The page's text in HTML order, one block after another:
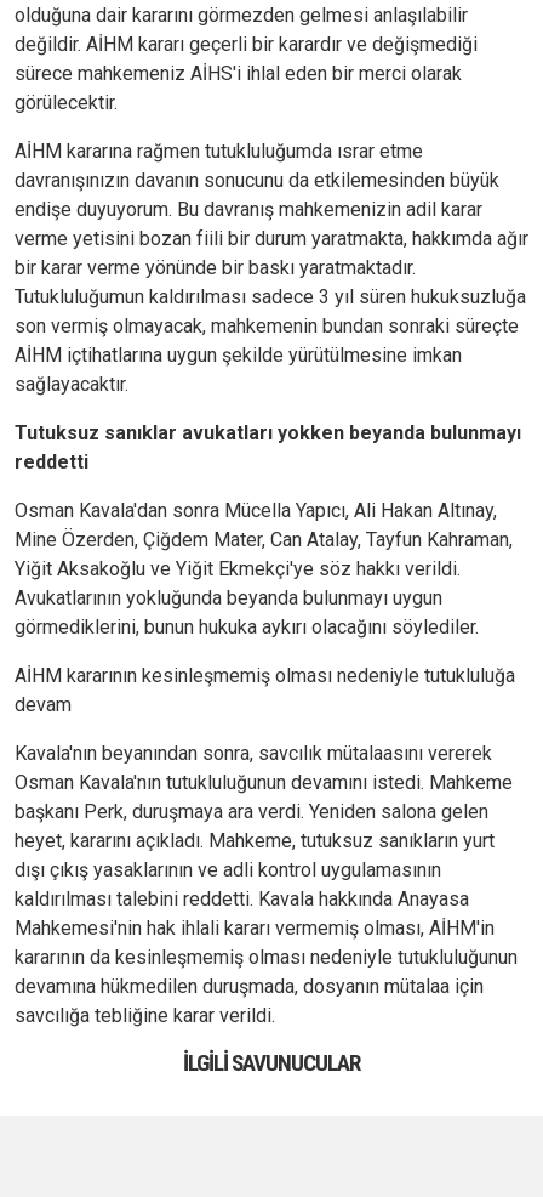
olduğuna dair kararını görmezden gelmesi anlaşılabilir
değildir. AİHM kararı geçerli bir karardır ve değişmediği
sürece mahkemeniz AİHS'i ihlal eden bir merci olarak
görülecektir.
AİHM kararına rağmen tutukluluğumda ısrar etme
davranışınızın davanın sonucunu da etkilemesinden büyük
endişe duyuyorum. Bu davranış mahkemenizin adil karar
verme yetisini bozan fiili bir durum yaratmakta, hakkımda ağır
bir karar verme yönünde bir baskı yaratmaktadır.
Tutukluluğumun kaldırılması sadece 3 yıl süren hukuksuzluğa
son vermiş olmayacak, mahkemenin bundan sonraki süreçte
AİHM içtihatlarına uygun şekilde yürütülmesine imkan
sağlayacaktır.
Tutuksuz sanıklar avukatları yokken beyanda bulunmayı
reddetti
Osman Kavala'dan sonra Mücella Yapıcı, Ali Hakan Altınay,
Mine Özerden, Çiğdem Mater, Can Atalay, Tayfun Kahraman,
Yiğit Aksakoğlu ve Yiğit Ekmekçi'ye söz hakkı verildi.
Avukatlarının yokluğunda beyanda bulunmayı uygun
görmediklerini, bunun hukuka aykırı olacağını söylediler.
AİHM kararının kesinleşmemiş olması nedeniyle tutukluluğa
devam
Kavala'nın beyanından sonra, savcılık mütalaasını vererek
Osman Kavala'nın tutukluluğunun devamını istedi. Mahkeme
başkanı Perk, duruşmaya ara verdi. Yeniden salona gelen
heyet, kararını açıkladı. Mahkeme, tutuksuz sanıkların yurt
dışı çıkış yasaklarının ve adli kontrol uygulamasının
kaldırılması talebini reddetti. Kavala hakkında Anayasa
Mahkemesi'nin hak ihlali kararı vermemiş olması, AİHM'in
kararının da kesinleşmemiş olması nedeniyle tutukluluğunun
devamına hükmedilen duruşmada, dosyanın mütalaa için
savcılığa tebliğine karar verildi.
İLGILI SAVUNUCULAR